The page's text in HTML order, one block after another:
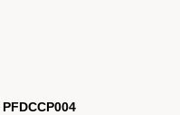
PFDCCP004